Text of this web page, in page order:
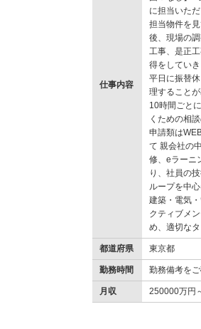
仕事内容
に担当いた
担当物件を
後、現場の
工事、是正
得をしてい
平日に振替
理すること
10時間ごと
くための相
申請類は
て 親会社の
修、eラーニ
り、社員の
ループを中
建築・電気
クティブメ
め、適切な
都道府県 東京都
勤務時間 勤務備考を
月収 250000万円